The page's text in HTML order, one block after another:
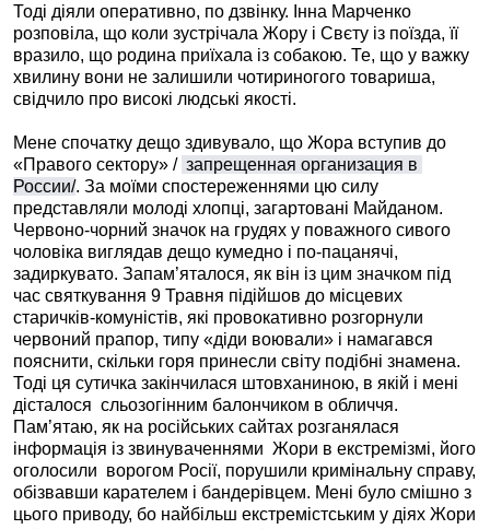
Тоді діяли оперативно, по дзвінку. Інна Марченко
розповіла, що коли зустрічала Жору і Свєту із поїзда, її
вразило, що родина приїхала із собакою. Те, що у важку
хвилину вони не залишили чотириногого товариша,
свідчило про високі людські якості.
Мене спочатку дещо здивувало, що Жора вступив до
«Правого сектору» / запрещенная организация в
России/. За моїми спостереженнями цю силу
представляли молоді хлопці, загартовані Майданом.
Червоно-чорний значок на грудях у поважного сивого
чоловіка виглядав дещо кумедно і по-пацанячі,
задиркувато. Запам’яталося, як він із цим значком під
час святкування 9 Травня підійшов до місцевих
старичків-комуністів, які провокативно розгорнули
червоний прапор, типу «діди воювали» і намагався
пояснити, скільки горя принесли світу подібні знамена.
Тоді ця сутичка закінчилася штовханиною, в якій і мені
дісталося сльозогінним балончиком в обличчя.
Пам’ятаю, як на російських сайтах розганялася
інформація із звинуваченнями Жори в екстремізмі, його
оголосили ворогом Росії, порушили кримінальну справу,
обізвавши карателем і бандерівцем. Мені було смішно з
цього приводу, бо найбільш екстремістським у діях Жори